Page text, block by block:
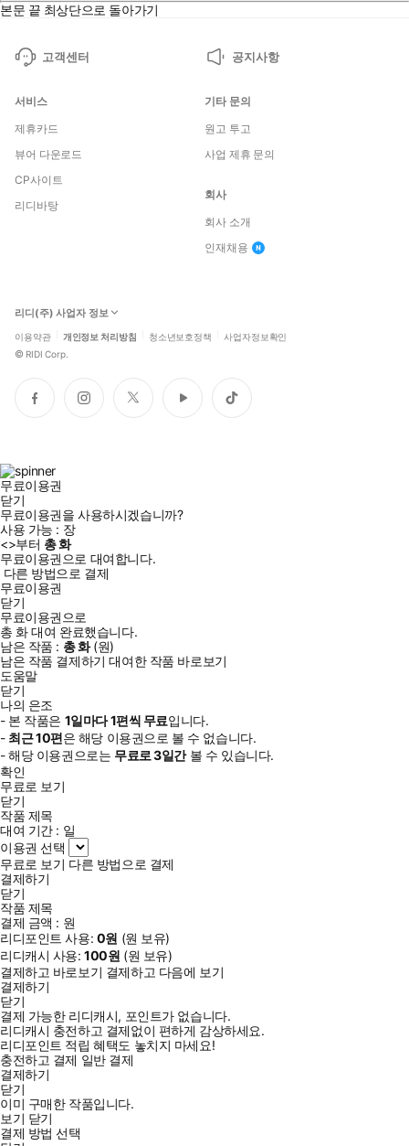
본문 끝 최상단으로 돌아가기
고객센터 공지사항
서비스
제휴카드
뷰어 다운로드
CP사이트
리디바탕
기타 문의
원고 투고
사업 제휴 문의
회사
회사 소개
인재채용
리디(주) 사업자 정보
이용약관 개인정보 처리방침 청소년보호정책 사업자정보확인
© RIDI Corp.
페
이
인
스
트
위
유
튜
틱
톡
무료이용권
닫기
무료이용권을 사용하시겠습니까?
사용 가능 : 장
<>부터 총화
무료이용권으로 대여합니다.
다른 방법으로 결제
무료이용권
닫기
무료이용권으로
총 화대여 완료했습니다.
남은 작품 : 총화(원)
남은 작품 결제하기 대여한 작품 바로보기
도움말
닫기
나의 은조
- 본 작품은 1일마다1편씩 무료입니다.
- 최근10편은 해당 이용권으로 볼 수 없습니다.
- 해당 이용권으로는 무료로3일간볼 수 있습니다.
확인
무료로 보기
닫기
작품 제목
대여 기간 : 일
이용권 선택
무료로 보기 다른 방법으로 결제
결제하기
닫기
작품 제목
결제 금액 : 원
리디포인트 사용: 0원 (원 보유)
리디캐시 사용:100원 (원 보유)
결제하고 바로보기 결제하고 다음에 보기
결제하기
닫기
결제 가능한 리디캐시, 포인트가 없습니다.
리디캐시 충전하고 결제없이 편하게 감상하세요.
리디포인트 적립 혜택도 놓치지 마세요!
충전하고 결제 일반 결제
결제하기
닫기
이미 구매한 작품입니다.
보기 닫기
결제 방법 선택